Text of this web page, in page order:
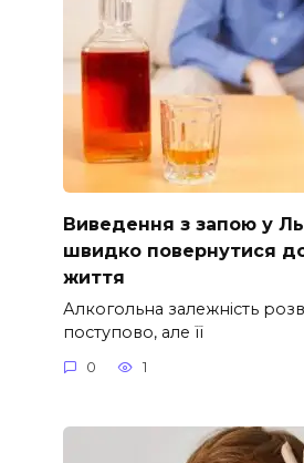
Виведення з запою у
швидко повернутися
життя
Алкогольна залежність
поступово, але її
0 1